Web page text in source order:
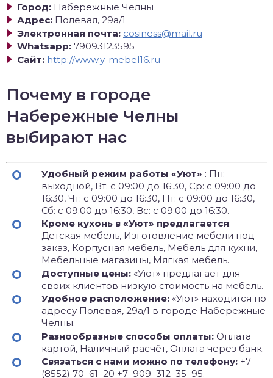
Город: Набережные Челны
Адрес: Полевая, 29а/1
Электронная почта: cosiness@mail.ru
Whatsapp: 79093123595
Сайт: http://www.y-mebel16.ru
Почему в городе
Набережные Челны
выбирают нас
Удобный режим работы «Уют» : Пн:
выходной, Вт: с 09:00 до 16:30, Ср: с 09:00 до
16:30, Чт: с 09:00 до 16:30, Пт: с 09:00 до 16:30,
Сб: с 09:00 до 16:30, Вс: с 09:00 до 16:30.
Кроме кухонь в «Уют» предлагается:
Детская мебель, Изготовление мебели под
заказ, Корпусная мебель, Мебель для кухни,
Мебельные магазины, Мягкая мебель.
Доступные цены: «Уют» предлагает для
своих клиентов низкую стоимость на мебель.
Удобное расположение: «Уют» находится по
адресу Полевая, 29а/1 в городе Набережные
Челны.
Разнообразные способы оплаты: Оплата
картой, Наличный расчёт, Оплата через банк.
Связаться с нами можно по телефону: +7
(8552) 70‒61‒20 +7‒909‒312‒35‒95.